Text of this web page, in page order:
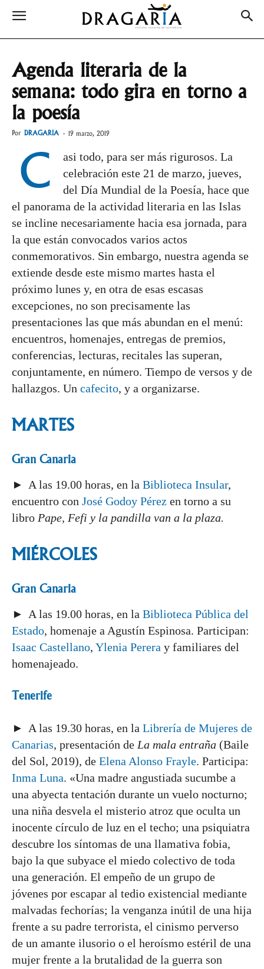
Agenda literaria de la
semana: todo gira en torno a
la poesía
Por DRAGARIA - 19 marzo, 2019
C
asi todo, para ser más rigurosos. La
celebración este 21 de marzo, jueves,
del Día Mundial de la Poesía, hace que
el panorama de la actividad literaria en las Islas
se incline necesariamente hacia esa jornada, para
la que están convocados varios actos
conmemorativos. Sin embargo, nuestra agenda se
extiende desde este mismo martes hasta el
próximo lunes y, en otra de esas escasas
excepciones, no son precisamente las
presentaciones las que más abundan en el menú:
encuentros, homenajes, entregas de premios,
conferencias, lecturas, recitales las superan,
conjuntamente, en número. Tiempo de versos y de
hallazgos. Un cafecito, y a organizarse.
MARTES
Gran Canaria
► A las 19.00 horas, en la Biblioteca Insular,
encuentro con José Godoy Pérez en torno a su
libro Pape, Fefi y la pandilla van a la plaza.
MIÉRCOLES
Gran Canaria
► A las 19.00 horas, en la Biblioteca Pública del
Estado, homenaje a Agustín Espinosa. Participan:
Isaac Castellano, Ylenia Perera y familiares del
homenajeado.
Tenerife
► A las 19.30 horas, en la Librería de Mujeres de
Canarias, presentación de La mala entraña (Baile
del Sol, 2019), de Elena Alonso Frayle. Participa:
Inma Luna. «Una madre angustiada sucumbe a
una abyecta tentación durante un vuelo nocturno;
una niña desvela el misterio atroz que oculta un
inocente círculo de luz en el techo; una psiquiatra
descubre los síntomas de una llamativa fobia,
bajo la que subyace el miedo colectivo de toda
una generación. El empeño de un grupo de
jóvenes por escapar al tedio existencial mediante
malvadas fechorías; la venganza inútil de una hija
frente a su padre terrorista, el cinismo perverso
de un amante ilusorio o el heroísmo estéril de una
mujer frente a la brutalidad de la guerra son